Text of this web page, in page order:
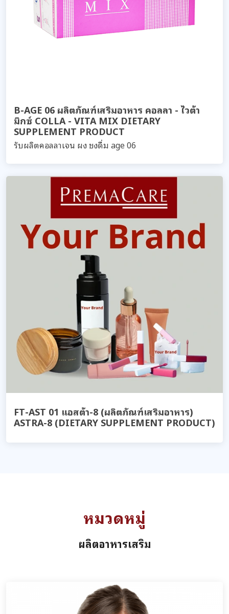
B-AGE 06 ผลิตภัณฑ์เสริมอาหาร คอลลา - ไวต้า
มิกซ์ COLLA - VITA MIX DIETARY
SUPPLEMENT PRODUCT
รับผลิตคอลลาเจน ผง ชงดื่ม age 06
FT-AST 01 แอสต้า-8 (ผลิตภัณฑ์เสริมอาหาร)
ASTRA-8 (DIETARY SUPPLEMENT PRODUCT)
หมวดหมู่
ผลิตอาหารเสริม